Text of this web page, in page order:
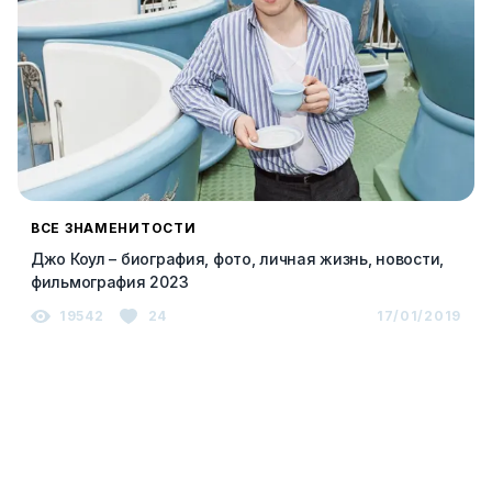
ВСЕ ЗНАМЕНИТОСТИ
Джо Коул – биография, фото, личная жизнь, новости,
фильмография 2023
19542 24 17/01/2019